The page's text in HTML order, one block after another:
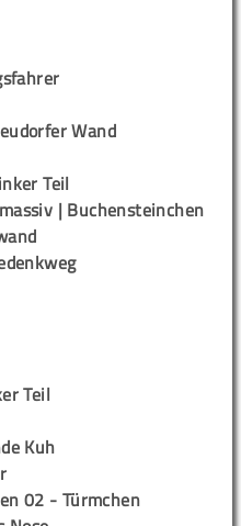
Wand
Teil
| Buchensteinchen
Teil
Kuh
02 - Türmchen